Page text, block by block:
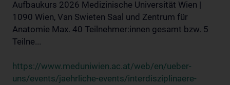
Aufbaukurs 2026 Medizinische Universität Wien |
1090 Wien, Van Swieten Saal und Zentrum für
Anatomie Max. 40 Teilnehmer:innen gesamt bzw. 5
Teilne...
https://www.meduniwien.ac.at/web/en/ueber-
uns/events/jaehrliche-events/interdisziplinaere-